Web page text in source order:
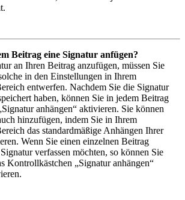
Beitrag eine Signatur anfügen?
an Ihren Beitrag anzufügen, müssen Sie
in den Einstellungen in Ihrem
entwerfen. Nachdem Sie die Signatur
haben, können Sie in jedem Beitrag
anhängen“ aktivieren. Sie können
hinzufügen, indem Sie in Ihrem
das standardmäßige Anhängen Ihrer
Wenn Sie einen einzelnen Beitrag
verfassen möchten, so können Sie
Kontrollkästchen „Signatur anhängen“